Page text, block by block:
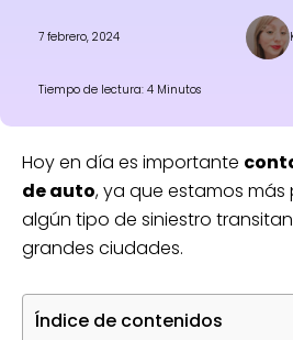
7 febrero, 2024
Tiempo de lectura: 4 Minutos
Hoy en día es importante
de auto, ya que estamos más
algún tipo de siniestro
grandes ciudades.
Índice de contenidos